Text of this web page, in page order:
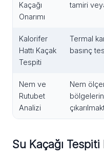
Kaçağı
Onarımı
tamiri
Kalorifer
Hattı Kaçak
Tespiti
Termal
basınç
Nem ve
Rutubet
Analizi
Nem
Su Kaçağı